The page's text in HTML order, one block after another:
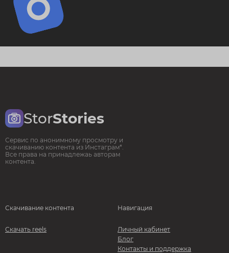
StorStories
Сервис по анонимному просмотру и
скачиванию контента из Инстаграм*.
Все права на принадлежаь авторам
контента.
Скачивание контента
Скачать reels
Навигация
Личный кабинет
Блог
Контакты и поддержка